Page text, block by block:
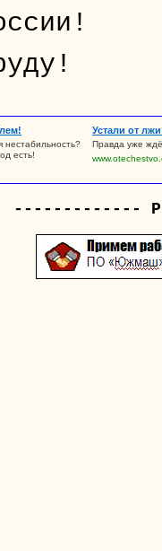
нестабильность?
есть!
Устали от
Правда уже
-------------